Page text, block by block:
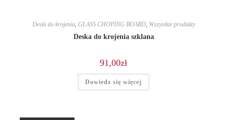
Deski do krojenia, GLASS CHOPING BOARD, Wszystkie produkty
Deska do krojenia szklana
91,00zł
Dowiedz się więcej